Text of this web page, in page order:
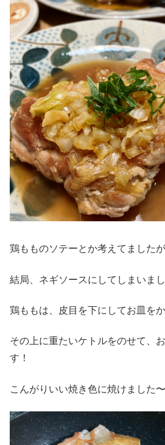
鶏もものソテーとか考えてましたが
結局、ネギソースにしてしまいまし
鶏ももは、皮目を下にしてお皿をか
その上に重たいケトルをのせて、
す！
こんがりいい焼き色に焼けました〜